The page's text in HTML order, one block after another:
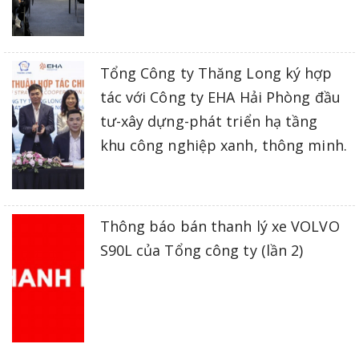
Tổng Công ty Thăng Long ký hợp
tác với Công ty EHA Hải Phòng đầu
tư-xây dựng-phát triển hạ tầng
khu công nghiệp xanh, thông minh.
Thông báo bán thanh lý xe VOLVO
S90L của Tổng công ty (lần 2)